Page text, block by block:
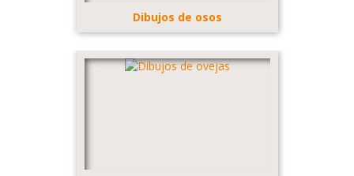
Dibujos de osos